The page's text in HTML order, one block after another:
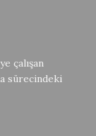
çalışan
sürecindeki